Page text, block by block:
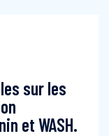
sur les
et WASH.